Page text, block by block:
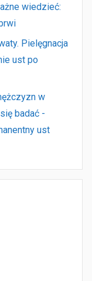
wiedzieć:
Pielęgnacja
ust po
w
badać -
ust